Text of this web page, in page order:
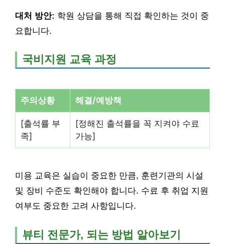
대처 방안: 학원 상담을 통해 직접 확인하는 것이 중
요합니다.
국비지원 교육 과정
주의상황 해결/예방책
[출석률 부
족]
[정해진 출석률을 꼭 지켜야 수료
가능]
미용 교육은 실습이 중요한 만큼, 훈련기관의 시설
및 장비 수준도 확인해야 합니다. 수료 후 취업 지원
여부도 중요한 고려 사항입니다.
뷰티 전문가, 되는 방법 알아보기